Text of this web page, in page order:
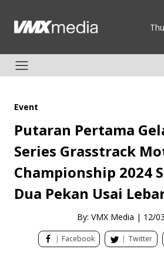
Event
Putaran Pertama
Series Grasstrack
Championship 2024
Dua Pekan Usai
By: VMX Media | 12/
| Facebook | Twitter